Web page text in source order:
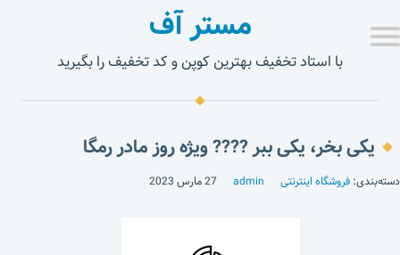
مستر آف
با استاد تخفیف بهترین کوپن و کد تخفیف را بگیرید
یکی بخر، یکی ببر ???? ویژه روز مادر رمگا
دسته‌بندی: فروشگاه اینترنتی admin 27 مارس 2023